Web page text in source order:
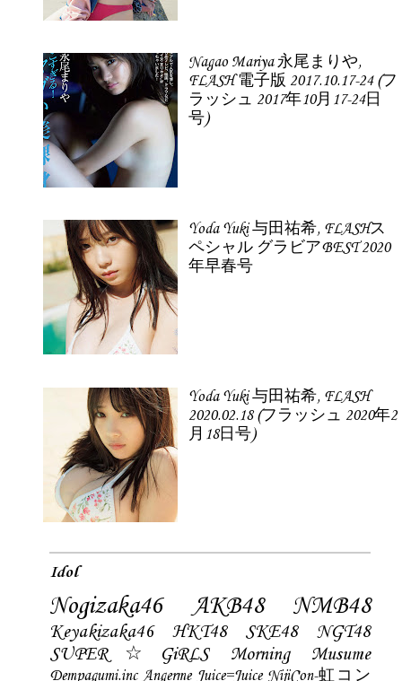
Nagao Mariya 永尾まりや,
FLASH 電子版 2017.10.17-24 (フ
ラッシュ 2017年10月17-24日
号)
Yoda Yuki 与田祐希, FLASHス
ペシャル グラビアBEST 2020
年早春号
Yoda Yuki 与田祐希, FLASH
2020.02.18 (フラッシュ 2020年2
月18日号)
Idol
Nogizaka46 AKB48 NMB48
Keyakizaka46 HKT48 SKE48
NGT48
SUPER☆GiRLS
Morning Musume
Dempagumi.inc Angerme Juice=Juice NijiCon-虹コン